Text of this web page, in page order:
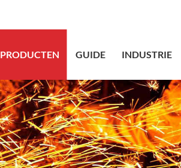
PRODUCTEN GUIDE INDUSTRIE